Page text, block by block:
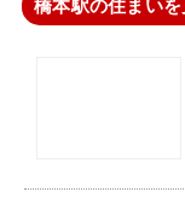
橋本駅の住まいを